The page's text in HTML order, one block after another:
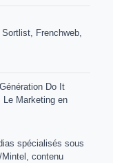
Frenchweb,
Do It
Le Marketing en
spécialisés sous
contenu